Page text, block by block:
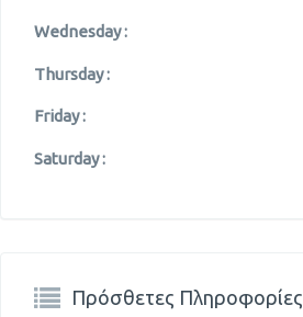
Wednesday :
Thursday :
Friday :
Saturday :
Πρόσθετες Πληροφορίες